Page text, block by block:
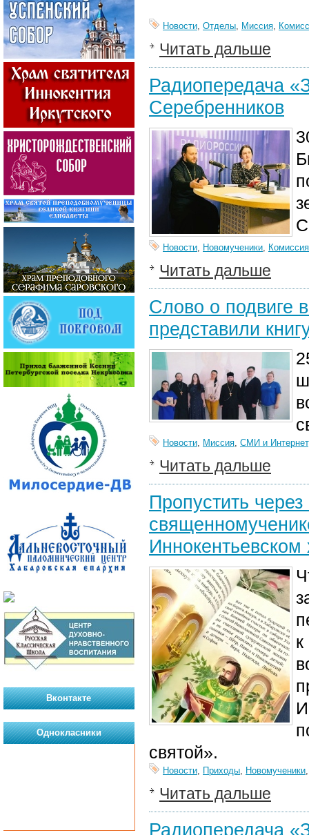
Новости, Отделы, Миссия,
Читать дальше
Радиопередача
Серебренников
Новости, Новомученики,
Читать дальше
Слово о подвиге
представили
Новости, Миссия, СМИ и Интернет
Читать дальше
Пропустить
святой».
Новости, Приходы, Новомученики
Читать дальше
Радиопередача
Вконтакте
Однокласники